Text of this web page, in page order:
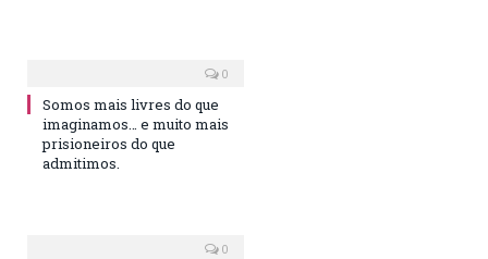
0
Somos mais livres do que
imaginamos… e muito mais
prisioneiros do que
admitimos.
0